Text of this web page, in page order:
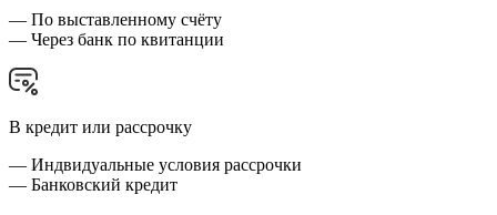
— По выставленному счёту
— Через банк по квитанции
В кредит или рассрочку
— Индвидуальные условия рассрочки
— Банковский кредит